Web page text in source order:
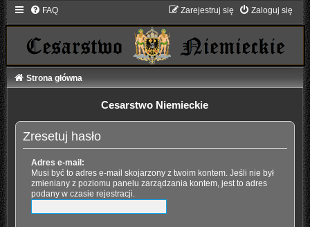
FAQ Zaloguj się
Zarejestruj się
Strona główna
Cesarstwo Niemieckie
Zresetuj hasło
Adres e-mail:
Musi być to adres e-mail skojarzony z twoim kontem. Jeśli nie był
zmieniany z poziomu panelu zarządzania kontem, jest to adres
podany w czasie rejestracji.